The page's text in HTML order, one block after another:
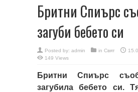
Бритни Спиърс
загуби бебето си
Posted by: admin in Свят
149 Views
Бритни Спиърс
загубила бебето си.